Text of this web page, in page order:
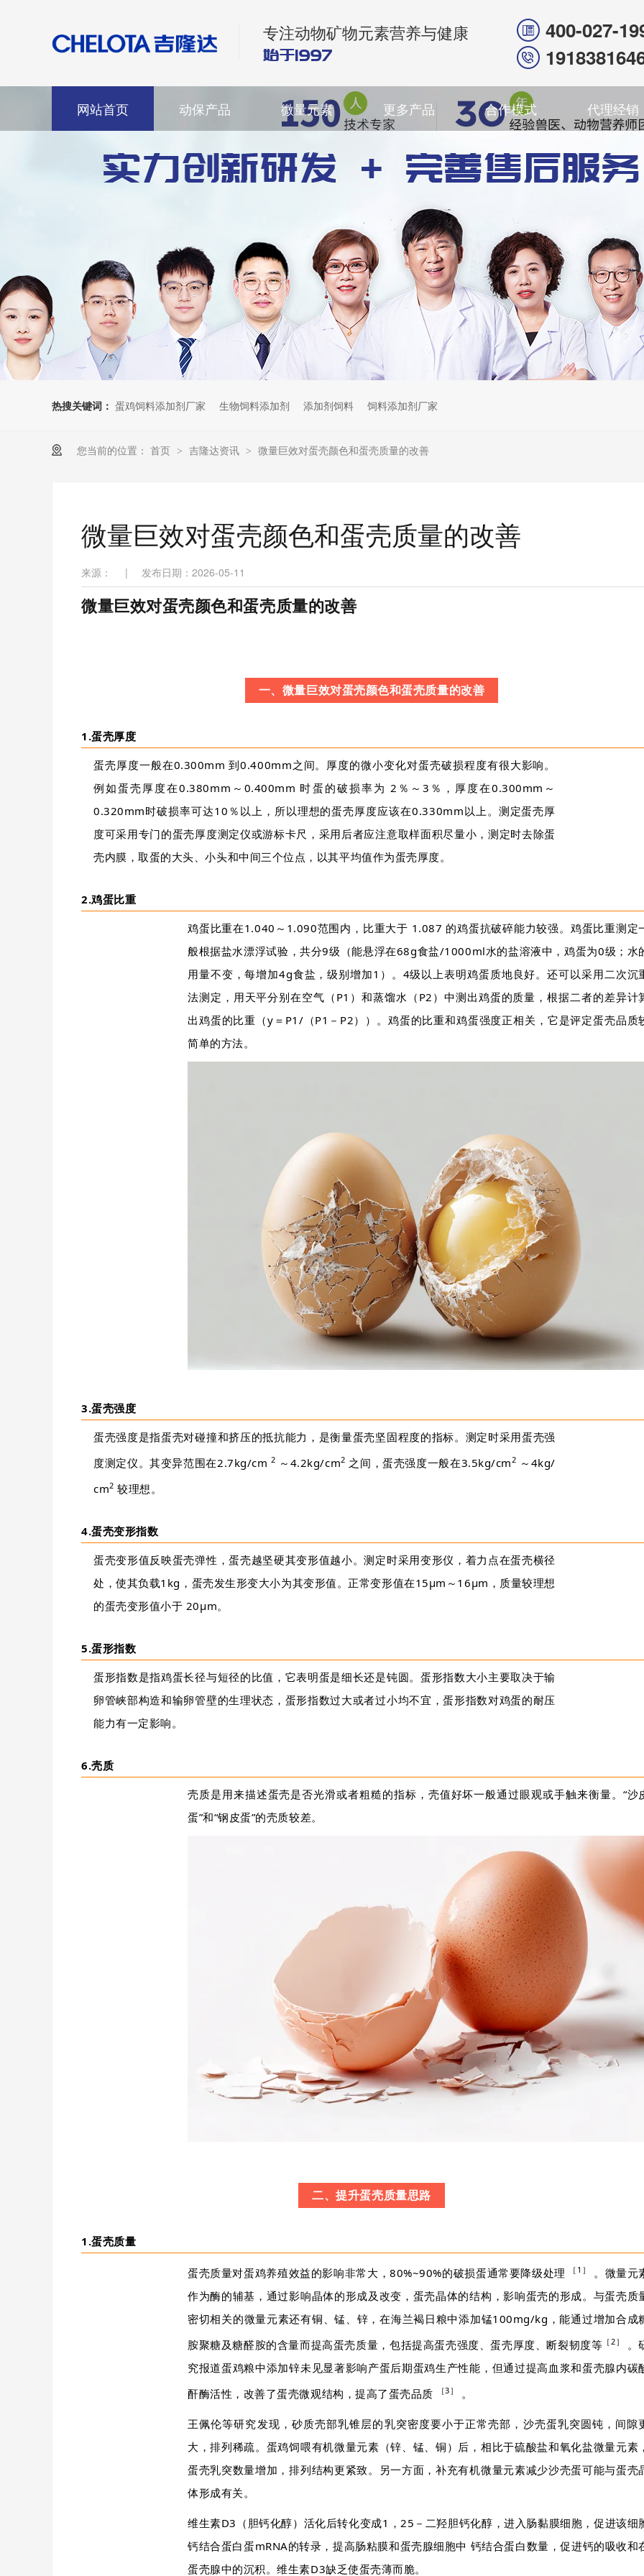
专注动物矿物元素营养与健康
400-027-
网站首页 动保产品 微量元素 更多产品 合作模式 代理经销
热搜关键词： 蛋鸡饲料添加剂厂家 生物饲料添加剂 添加剂饲料 饲料添加剂厂家
您当前的位置： 首页 > 吉隆达资讯 > 微量巨效对蛋壳颜色和蛋壳质量的改善
微量巨效对蛋壳颜色和蛋壳质量的改善
来源： | 发布日期：2026-05-11
微量巨效对蛋壳颜色和蛋壳质量的改善
一、微量巨效对蛋壳颜色和蛋壳质量的改善
1.蛋壳厚度
蛋壳厚度一般在0.300mm 到0.400mm之间。厚度的微小变化对蛋壳破损程度有很大影响。
例如蛋壳厚度在0.380mm～0.400mm 时蛋的破损率为 2％～3％，厚度在0.300mm～
0.320mm时破损率可达10％以上，所以理想的蛋壳厚度应该在0.330mm以上。测定蛋壳厚
度可采用专门的蛋壳厚度测定仪或游标卡尺，采用后者应注意取样面积尽量小，测定时去除蛋
壳内膜，取蛋的大头、小头和中间三个位点，以其平均值作为蛋壳厚度。
2.鸡蛋比重
鸡蛋比重在1.040～1.090范围内，比重大于 1.087 的鸡蛋抗破碎能力较强。鸡蛋比重测定
般根据盐水漂浮试验，共分9级（能悬浮在68g食盐/1000ml水的盐溶液中，鸡蛋为0级；水
用量不变，每增加4g食盐，级别增加1）。4级以上表明鸡蛋质地良好。还可以采用二次沉
法测定，用天平分别在空气（P1）和蒸馏水（P2）中测出鸡蛋的质量，根据二者的差异计
出鸡蛋的比重（y＝P1/（P1－P2））。鸡蛋的比重和鸡蛋强度正相关，它是评定蛋壳品质
简单的方法。
3.蛋壳强度
蛋壳强度是指蛋壳对碰撞和挤压的抵抗能力，是衡量蛋壳坚固程度的指标。测定时采用蛋壳强
度测定仪。其变异范围在2.7kg/cm 2 ～4.2kg/cm2 之间，蛋壳强度一般在3.5kg/cm2 ～4kg/
cm2 较理想。
4.蛋壳变形指数
蛋壳变形值反映蛋壳弹性，蛋壳越坚硬其变形值越小。测定时采用变形仪，着力点在蛋壳横径
处，使其负载1kg，蛋壳发生形变大小为其变形值。正常变形值在15µm～16µm，质量较理想
的蛋壳变形值小于 20µm。
5.蛋形指数
蛋形指数是指鸡蛋长径与短径的比值，它表明蛋是细长还是钝圆。蛋形指数大小主要取决于输
卵管峡部构造和输卵管壁的生理状态，蛋形指数过大或者过小均不宜，蛋形指数对鸡蛋的耐压
能力有一定影响。
6.壳质
壳质是用来描述蛋壳是否光滑或者粗糙的指标，壳值好坏一般通过眼观或手触来衡量。“沙
蛋”和“钢皮蛋”的壳质较差。
二、提升蛋壳质量思路
1.蛋壳质量
蛋壳质量对蛋鸡养殖效益的影响非常大，80%~90%的破损蛋通常要降级处理 ［1］
。微量元
作为酶的辅基，通过影响晶体的形成及改变，蛋壳晶体的结构，影响蛋壳的形成。与蛋壳质
密切相关的微量元素还有铜、锰、锌，在海兰褐日粮中添加锰100mg/kg，能通过增加合成
胺聚糖及糖醛胺的含量而提高蛋壳质量，包括提高蛋壳强度、蛋壳厚度、断裂韧度等 ［2］
。
究报道蛋鸡粮中添加锌未见显著影响产蛋后期蛋鸡生产性能，但通过提高血浆和蛋壳腺内碳
酐酶活性，改善了蛋壳微观结构，提高了蛋壳品质
［3］ 。
王佩伦等研究发现，砂质壳部乳锥层的乳突密度要小于正常壳部，沙壳蛋乳突圆钝，间隙
大，排列稀疏。蛋鸡饲喂有机微量元素（锌、锰、铜）后，相比于硫酸盐和氧化盐微量元素
蛋壳乳突数量增加，排列结构更紧致。另一方面，补充有机微量元素减少沙壳蛋可能与蛋壳
体形成有关。
维生素D3（胆钙化醇）活化后转化变成1，25－二羟胆钙化醇，进入肠黏膜细胞，促进该细
钙结合蛋白蛋mRNA的转录，提高肠粘膜和蛋壳腺细胞中 钙结合蛋白数量，促进钙的吸收和
蛋壳腺中的沉积。维生素D3缺乏使蛋壳薄而脆。